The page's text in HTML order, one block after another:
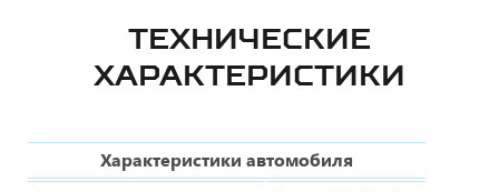
ТЕХНИЧЕСКИЕ
ХАРАКТЕРИСТИКИ
Характеристики автомобиля